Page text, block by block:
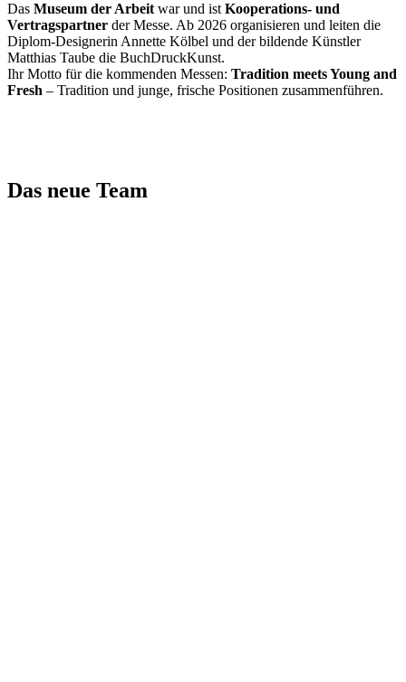
Das Museum der Arbeitwar und istKooperations- und
Vertragspartner der Messe. Ab 2026 organisieren und leiten die
Diplom-Designerin Annette Kölbel und der bildende Künstler
Matthias Taube die BuchDruckKunst.
Ihr Motto für die kommenden Messen: Tradition meets Young and
Fresh – Tradition und junge, frische Positionen zusammenführen.
Das neue Team